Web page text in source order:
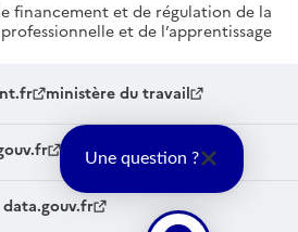
financement et de régulation de la
et de l’apprentissage
ministère du travail
service-public.fr
data.gouv.fr
Une question ?